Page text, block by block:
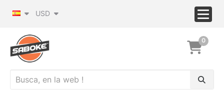
USD
0